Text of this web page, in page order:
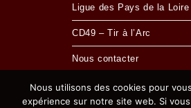
Ligue des Pays de la Loire
CD49 – Tir à l’Arc
Nous contacter
Nous utilisons des cookies pour
expérience sur notre site web. Si